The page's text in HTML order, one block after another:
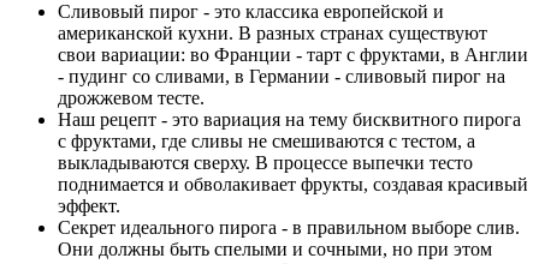
Сливовый пирог - это классика европейской и
американской кухни. В разных странах существуют
свои вариации: во Франции - тарт с фруктами, в Англии
- пудинг со сливами, в Германии - сливовый пирог на
дрожжевом тесте.
Наш рецепт - это вариация на тему бисквитного пирога
с фруктами, где сливы не смешиваются с тестом, а
выкладываются сверху. В процессе выпечки тесто
поднимается и обволакивает фрукты, создавая красивый
эффект.
Секрет идеального пирога - в правильном выборе слив.
Они должны быть спелыми и сочными, но при этом